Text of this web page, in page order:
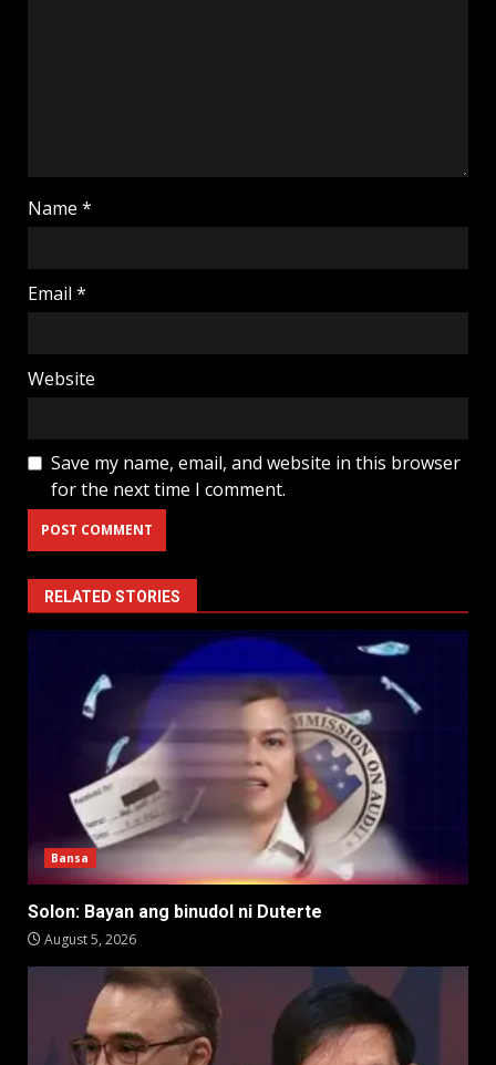
Name *
Email *
Website
Save my name, email, and website in this browser
for the next time I comment.
RELATED STORIES
Bansa
Solon: Bayan ang binudol ni Duterte
August 5, 2026